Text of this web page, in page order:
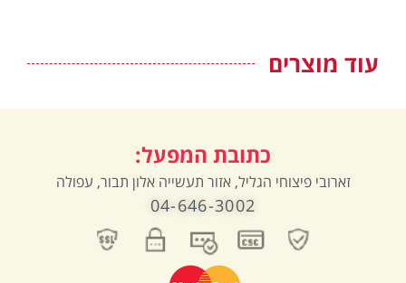
עוד מוצרים
כתובת המפעל:
זארובי פיצוחי הגליל, אזור תעשייה אלון תבור, עפולה
04-646-3002